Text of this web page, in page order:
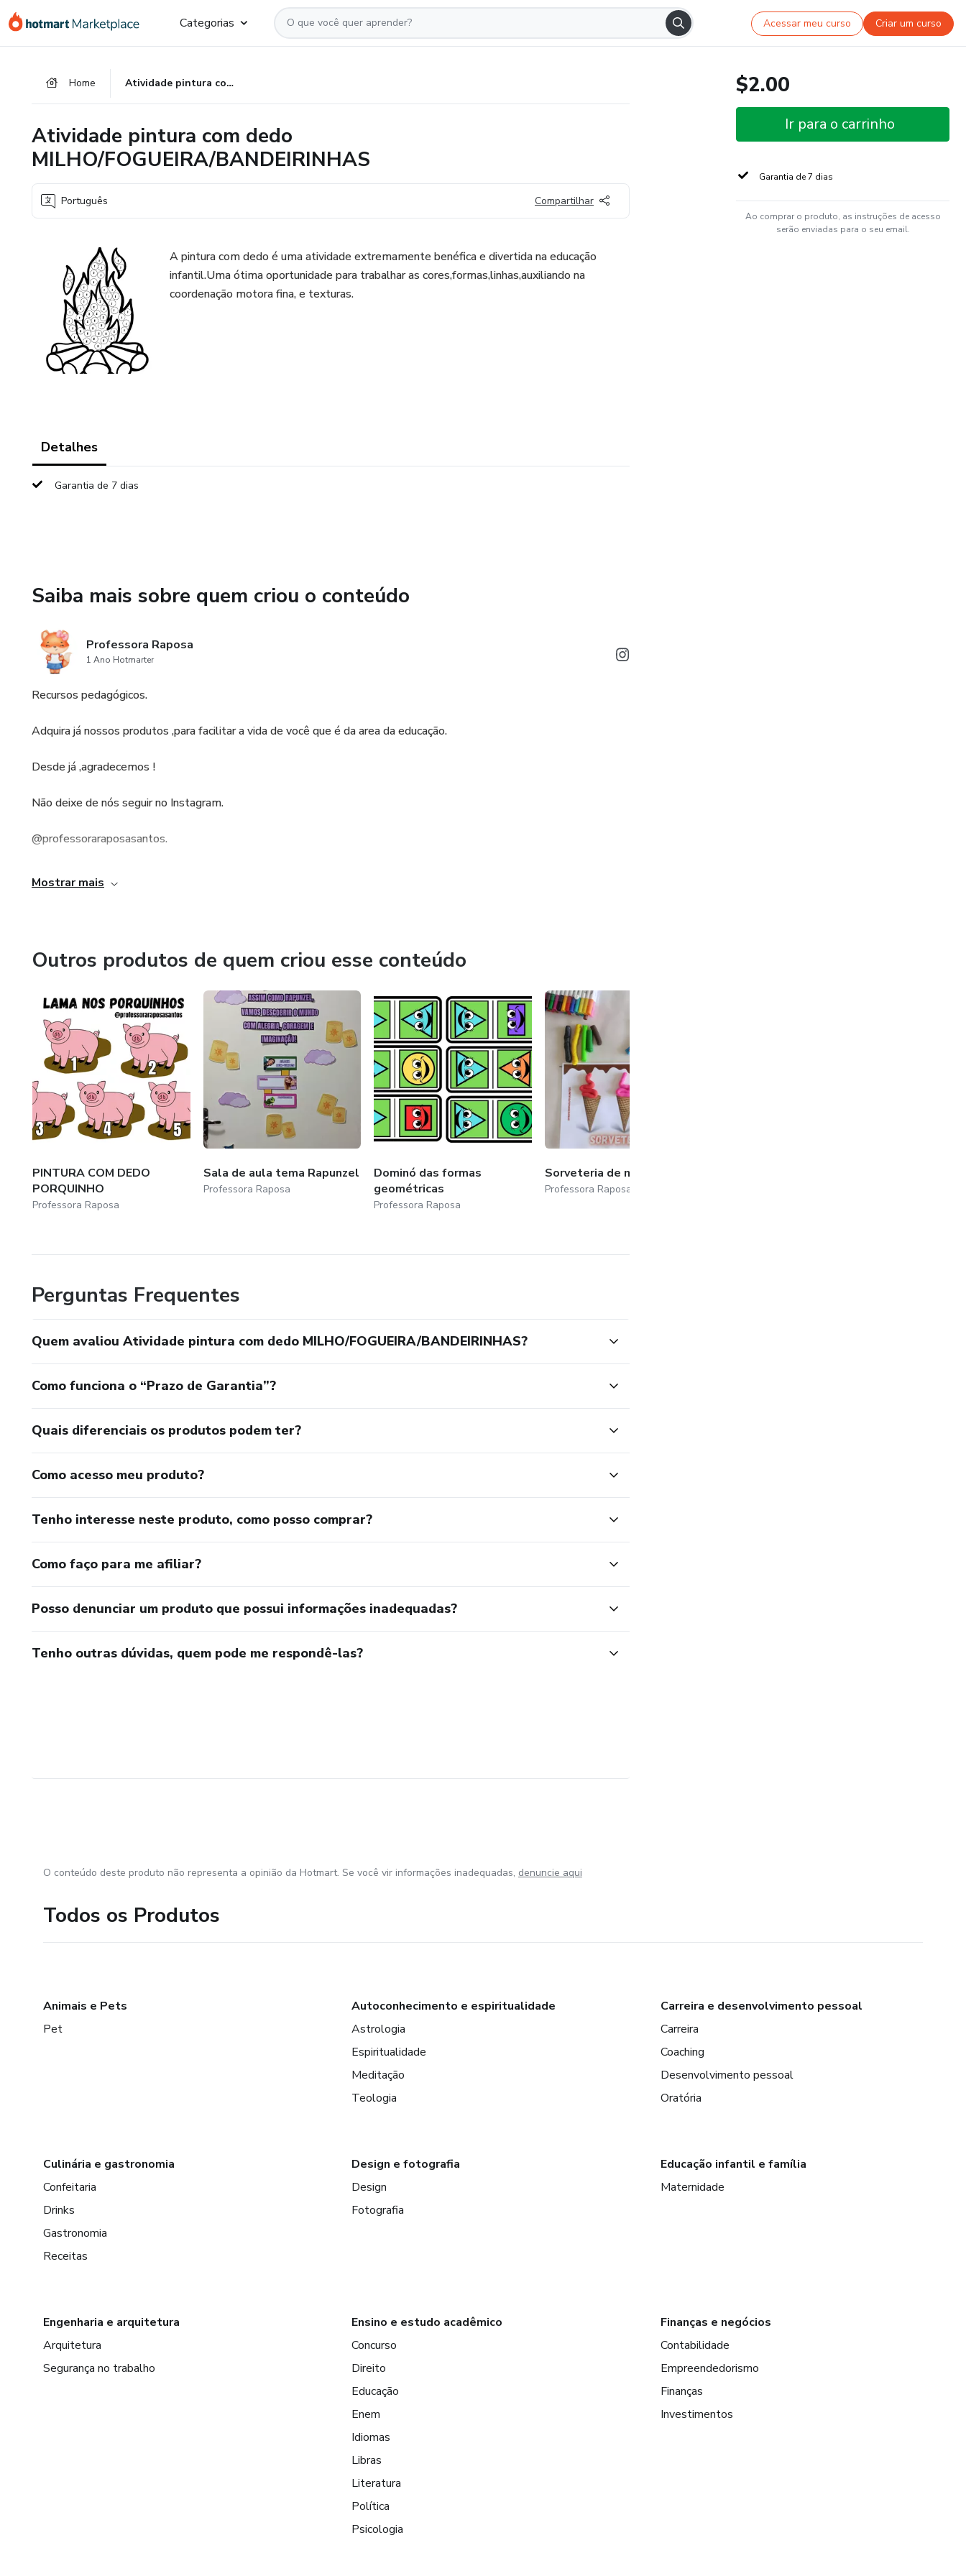
para
para
para
Categorias Acessar meu curso Criar um curso
Home Atividade pintura com dedo MILHO/FOGUEIRA/BANDEIRINHAS
Atividade pintura com dedo
MILHO/FOGUEIRA/BANDEIRINHAS
Português Compartilhar
A pintura com dedo é uma atividade extremamente benéfica e divertida na educação
infantil.Uma ótima oportunidade para trabalhar as cores,formas,linhas,auxiliando na
coordenação motora fina, e texturas.
Detalhes
Garantia de 7 dias
Saiba mais sobre quem criou o conteúdo
Professora Raposa
1 Ano Hotmarter
Recursos pedagógicos.
Adquira já nossos produtos ,para facilitar a vida de você que é da area da educação.
Desde já ,agradecemos !
Não deixe de nós seguir no Instagram.
@professoraraposasantos.
Ao realizar sua compra você receberá ,no email um arquivo digital para impressão.
.
.
.
.
.
.
.
..
.
.
Mostrar mais
Outros produtos de quem criou esse conteúdo
PINTURA COM DEDO
PORQUINHO
Professora Raposa
Sala de aula tema Rapunzel
Professora Raposa
Dominó das formas
geométricas
Professora Raposa
Sorveteria de massinha
Professora Raposa
Perguntas Frequentes
Quem avaliou Atividade pintura com dedo MILHO/FOGUEIRA/BANDEIRINHAS?
Como funciona o “Prazo de Garantia”?
Quais diferenciais os produtos podem ter?
Como acesso meu produto?
Tenho interesse neste produto, como posso comprar?
Como faço para me afiliar?
Posso denunciar um produto que possui informações inadequadas?
Tenho outras dúvidas, quem pode me respondê-las?
$2.00
Ir para o carrinho
Garantia de 7 dias
Ao comprar o produto, as instruções de acesso
serão enviadas para o seu email.
O conteúdo deste produto não representa a opinião da Hotmart. Se você vir informações inadequadas, denuncie aqui
Todos os Produtos
Animais e Pets
Pet
Autoconhecimento e espiritualidade
Astrologia
Espiritualidade
Meditação
Teologia
Carreira e desenvolvimento pessoal
Carreira
Coaching
Desenvolvimento pessoal
Oratória
Culinária e gastronomia
Confeitaria
Drinks
Gastronomia
Receitas
Design e fotografia
Design
Fotografia
Educação infantil e família
Maternidade
Engenharia e arquitetura
Arquitetura
Segurança no trabalho
Ensino e estudo acadêmico
Concurso
Direito
Educação
Enem
Idiomas
Libras
Literatura
Política
Psicologia
Finanças e negócios
Contabilidade
Empreendedorismo
Finanças
Investimentos